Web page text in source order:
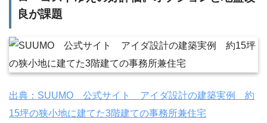
良が課題
出典：SUUMO 公式サイト アイダ設計の建築実例 約
15坪の狭小地に建てた3階建ての事務所兼住宅